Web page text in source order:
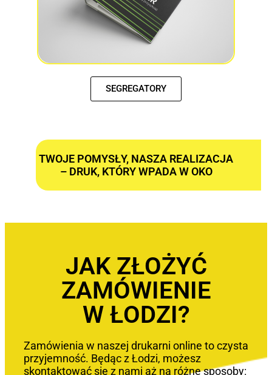
SEGREGATORY
TWOJE POMYSŁY, NASZA REALIZACJA
– DRUK, KTÓRY WPADA W OKO
JAK ZŁOŻYĆ
ZAMÓWIENIE
W ŁODZI?
Zamówienia w naszej drukarni online to czysta
przyjemność. Będąc z Łodzi, możesz
skontaktować się z nami aż na różne sposoby: